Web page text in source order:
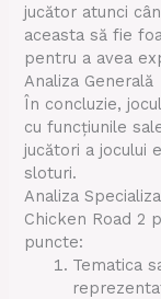
jucător atunci
aceasta să fie
pentru a avea
Analiza Generală
În concluzie,
cu funcțiunile
jucători a jocului
sloturi.
Analiza
Chicken Road 2
puncte:
Tematica